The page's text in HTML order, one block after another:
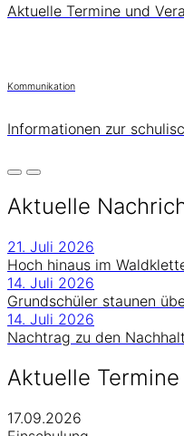
Aktuelle Termine und
Kommunikation
Informationen zur
Aktuelle
21. Juli 2026
Hoch hinaus im
14. Juli 2026
Grundschüler staunen
14. Juli 2026
Nachtrag zu den
Aktuelle Termine
17.09.2026